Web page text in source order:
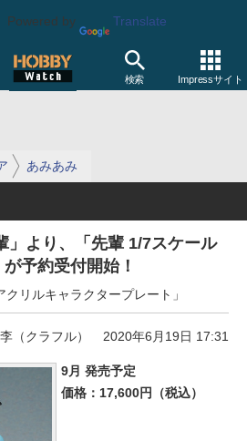
Powered by Translate
検索 Impressサイト
あみあみ
」より、「先輩 1/7スケール
予約受付開始！
リルキャラクタープレート」
（クラフル） 2020年6月19日 17:31
9月 発売予定
価格：17,600円（税込）